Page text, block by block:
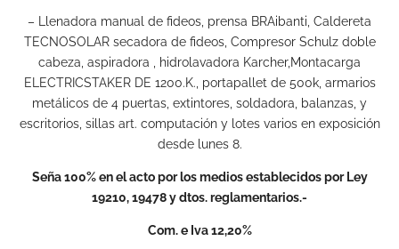
– Llenadora manual de fideos, prensa BRAibanti, Caldereta
TECNOSOLAR secadora de fideos, Compresor Schulz doble
cabeza, aspiradora , hidrolavadora Karcher,Montacarga
ELECTRICSTAKER DE 1200.K., portapallet de 500k, armarios
metálicos de 4 puertas, extintores, soldadora, balanzas, y
escritorios, sillas art. computación y lotes varios en exposición
desde lunes 8.
Seña 100% en el acto por los medios establecidos por Ley
19210, 19478 y dtos. reglamentarios.-
Com. e Iva 12,20%